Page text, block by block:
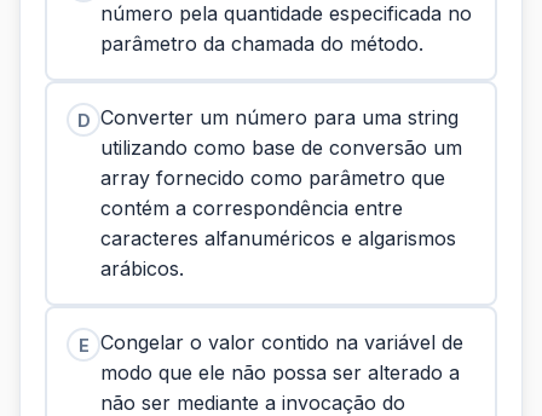
número pela quantidade especificada no
parâmetro da chamada do método.
D Converter um número para uma string
utilizando como base de conversão um
array fornecido como parâmetro que
contém a correspondência entre
caracteres alfanuméricos e algarismos
arábicos.
E Congelar o valor contido na variável de
modo que ele não possa ser alterado a
não ser mediante a invocação do